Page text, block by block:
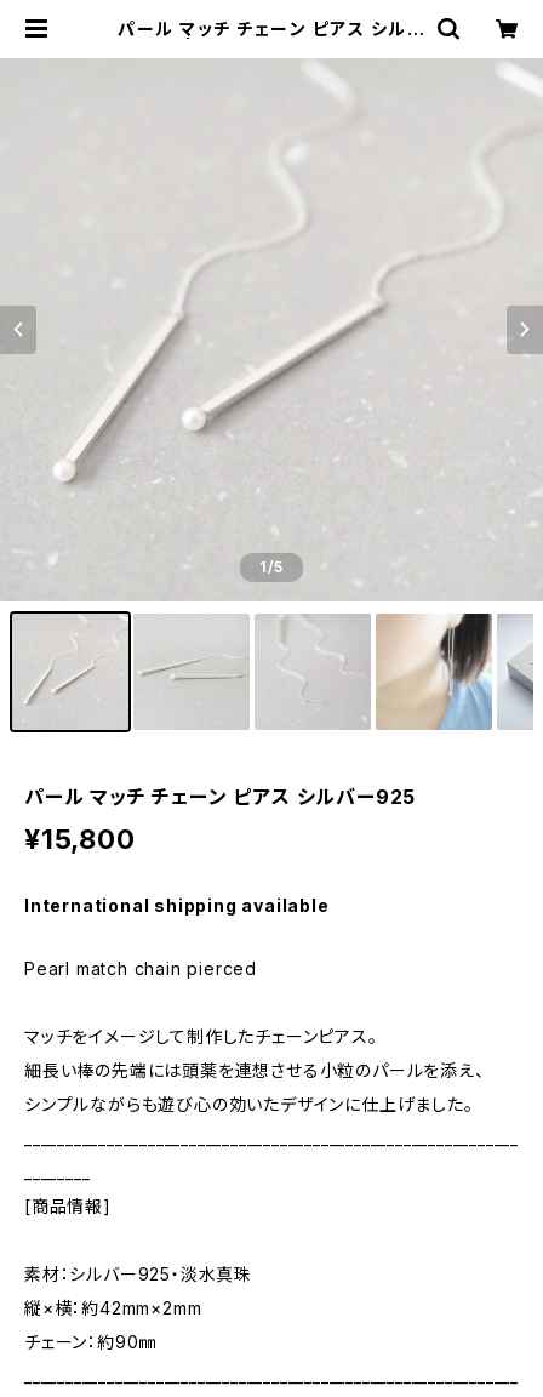
パール マッチ チェーン ピアス シルバ
-jewelry) レディース メンズ アクセ
サリー ネックレス ピアス 指輪 ギフト
1/5
パール マッチ チェーン ピアス シルバー925
¥15,800
International shipping available
Pearl match chain pierced
マッチをイメージして制作したチェーンピアス。
細長い棒の先端には頭薬を連想させる小粒のパールを添え、
シンプルながらも遊び心の効いたデザインに仕上げました。
[商品情報]
素材：シルバー925・淡水真珠
縦×横：約42mm×2mm
チェーン：約90㎜